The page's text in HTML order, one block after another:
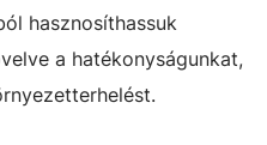
hasznosíthassuk
a hatékonyságunkat,